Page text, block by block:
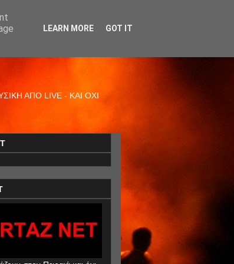
ΑΠΟ LIVE - ΚΑΙ ΟΧΙ
LEARN MORE GOT IT